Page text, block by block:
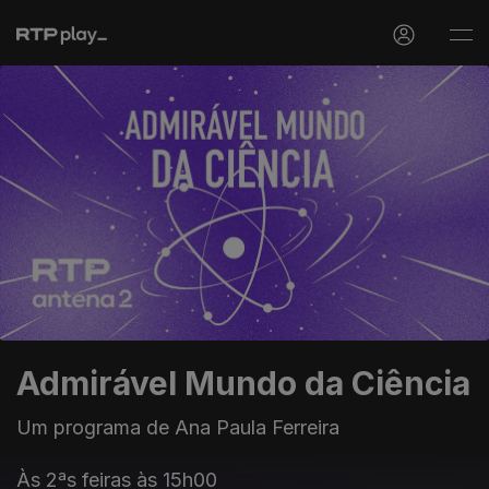
Admirável Mundo da Ciência
Um programa de Ana Paula Ferreira
Às 2ªs feiras às 15h00